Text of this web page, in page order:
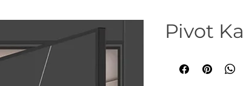
Pivot